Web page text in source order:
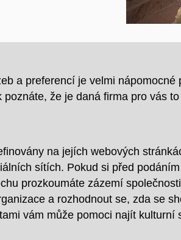
a preferencí je velmi nápomocné
že je daná firma pro vás
na jejích webových
sítích. Pokud si před
prozkoumáte zázemí
a rozhodnout se, zda se
vám může pomoci najít kulturní